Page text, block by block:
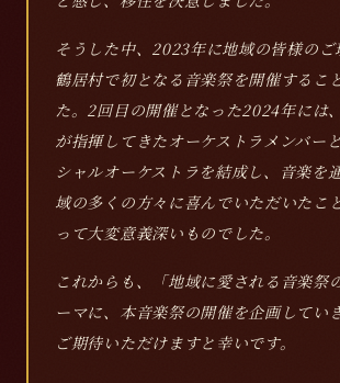
そうした中、2023年に地域の皆様のご
鶴居村で初となる音楽祭を開催するこ
た。2回目の開催となった2024年には
が指揮してきたオーケストラメンバー
シャルオーケストラを結成し、音楽を
域の多くの方々に喜んでいただいたこ
って大変意義深いものでした。
これからも、「地域に愛される音楽祭
ーマに、本音楽祭の開催を企画してい
ご期待いただけますと幸いです。